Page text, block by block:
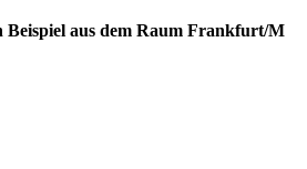
Beispiel aus dem Raum Frankfurt/M